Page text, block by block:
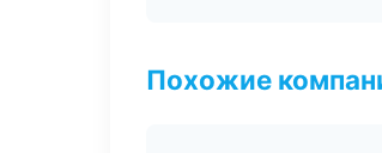
Похожие